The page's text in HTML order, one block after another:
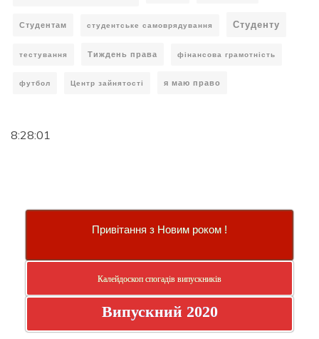
Студентам студентське самоврядування Студенту
тестування Тиждень права фінансова грамотність
футбол Центр зайнятості я маю право
8:28:01
Привітання з Новим роком !
Калейдоскоп спогадів випускників
Випускний 2020